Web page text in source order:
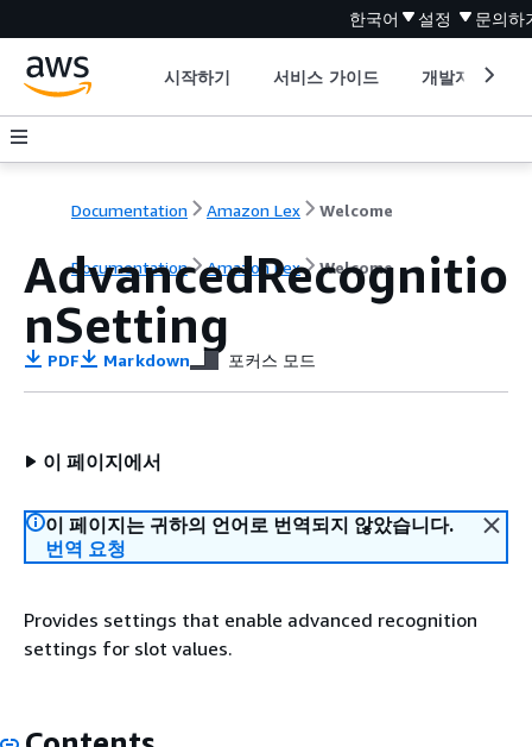
한국어 설정 문의하
시작하기 서비스 가이드 개발자 도구
Documentation Amazon Lex Welcome
Documentation Amazon Lex Welcome
AdvancedRecognitio
nSetting
PDF Markdown 포커스 모드
이 페이지에서
이 페이지는 귀하의 언어로 번역되지 않았습니다.
번역 요청
Provides settings that enable advanced recognition
settings for slot values.